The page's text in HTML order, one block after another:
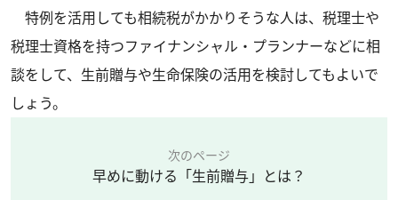
特例を活用しても相続税がかかりそうな人は、税理士や
税理士資格を持つファイナンシャル・プランナーなどに相
談をして、生前贈与や生命保険の活用を検討してもよいで
しょう。
次のページ
早めに動ける「生前贈与」とは？